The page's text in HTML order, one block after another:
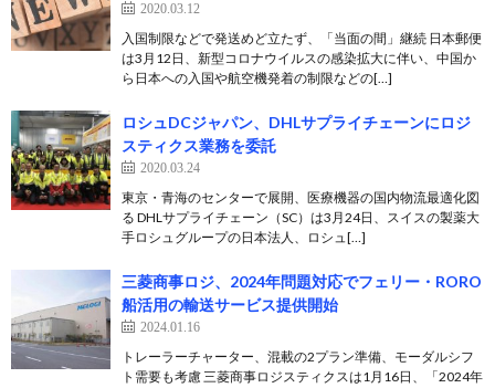
2020.03.12
入国制限などで発送めど立たず、「当面の間」継続 日本郵便
は3月12日、新型コロナウイルスの感染拡大に伴い、中国か
ら日本への入国や航空機発着の制限などの[…]
ロシュDCジャパン、DHLサプライチェーンにロジ
スティクス業務を委託
2020.03.24
東京・青海のセンターで展開、医療機器の国内物流最適化図
る DHLサプライチェーン（SC）は3月24日、スイスの製薬大
手ロシュグループの日本法人、ロシュ[…]
三菱商事ロジ、2024年問題対応でフェリー・RORO
船活用の輸送サービス提供開始
2024.01.16
トレーラーチャーター、混載の2プラン準備、モーダルシフ
ト需要も考慮 三菱商事ロジスティクスは1月16日、「2024年